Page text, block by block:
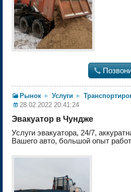

Рынок ► Услуги ►
28.02.2022 20:41:24
Эвакуатор в Чундже
Услуги эвакуатора, 24/7,
Вашего авто, большой опыт